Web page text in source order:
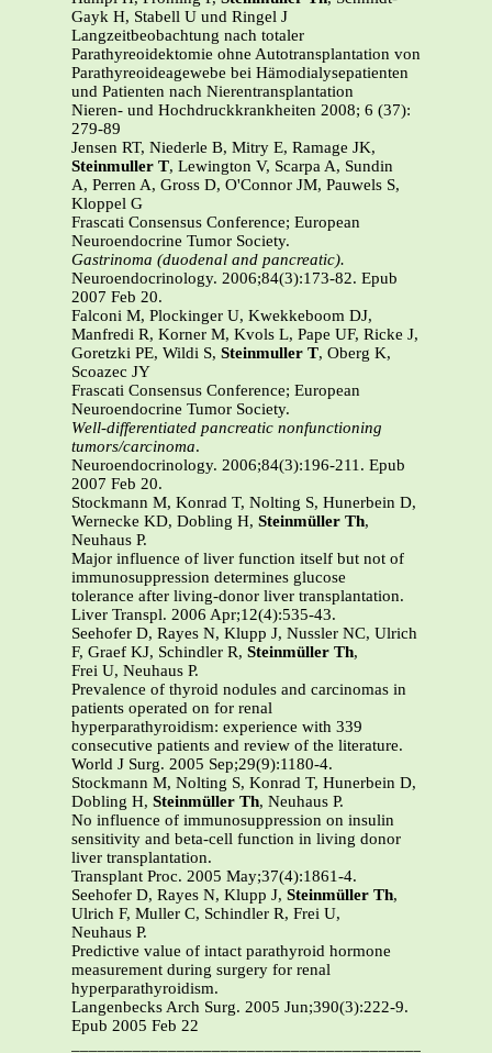
Gayk H, Stabell U und Ringel J
Langzeitbeobachtung nach totaler
Parathyreoidektomie ohne Autotransplantation von
Parathyreoideagewebe bei Hämodialysepatienten
und Patienten nach Nierentransplantation
Nieren- und Hochdruckkrankheiten 2008; 6 (37):
279-89
Jensen RT, Niederle B, Mitry E, Ramage JK,
Steinmuller T, Lewington V, Scarpa A, Sundin
A, Perren A, Gross D, O'Connor JM, Pauwels S,
Kloppel G
Frascati Consensus Conference; European
Neuroendocrine Tumor Society.
Gastrinoma (duodenal and pancreatic).
Neuroendocrinology. 2006;84(3):173-82. Epub
2007 Feb 20.
Falconi M, Plockinger U, Kwekkeboom DJ,
Manfredi R, Korner M, Kvols L, Pape UF, Ricke J,
Goretzki PE, Wildi S, Steinmuller T, Oberg K,
Scoazec JY
Frascati Consensus Conference; European
Neuroendocrine Tumor Society.
Well-differentiated pancreatic nonfunctioning
tumors/carcinoma.
Neuroendocrinology. 2006;84(3):196-211. Epub
2007 Feb 20.
Stockmann M, Konrad T, Nolting S, Hunerbein D,
Wernecke KD, Dobling H, Steinmüller Th,
Neuhaus P.
Major influence of liver function itself but not of
immunosuppression determines glucose
tolerance after living-donor liver transplantation.
Liver Transpl. 2006 Apr;12(4):535-43.
Seehofer D, Rayes N, Klupp J, Nussler NC, Ulrich
F, Graef KJ, Schindler R, Steinmüller Th,
Frei U, Neuhaus P.
Prevalence of thyroid nodules and carcinomas in
patients operated on for renal
hyperparathyroidism: experience with 339
consecutive patients and review of the literature.
World J Surg. 2005 Sep;29(9):1180-4.
Stockmann M, Nolting S, Konrad T, Hunerbein D,
Dobling H, Steinmüller Th, Neuhaus P.
No influence of immunosuppression on insulin
sensitivity and beta-cell function in living donor
liver transplantation.
Transplant Proc. 2005 May;37(4):1861-4.
Seehofer D, Rayes N, Klupp J, Steinmüller Th,
Ulrich F, Muller C, Schindler R, Frei U,
Neuhaus P.
Predictive value of intact parathyroid hormone
measurement during surgery for renal
hyperparathyroidism.
Langenbecks Arch Surg. 2005 Jun;390(3):222-9.
Epub 2005 Feb 22